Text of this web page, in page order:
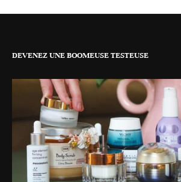
DEVENEZ UNE BOOMEUSE TESTEUSE